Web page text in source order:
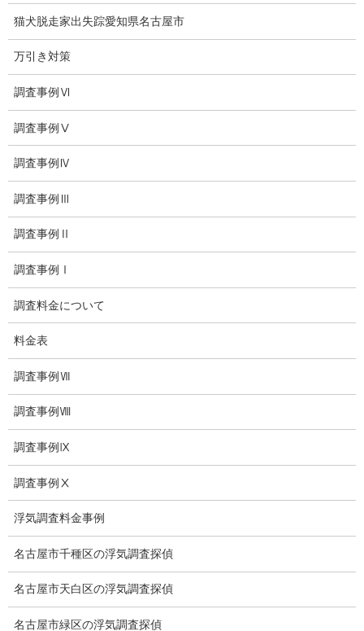
浮気調査専門
結婚前の行動調査
結婚調査
社員の行動調査
行動調査
法人調査
企業調査
愛知探偵
愛知県探偵
探偵愛知県
愛知調査
盗聴調査名古屋
名古屋探偵
興信所名古屋
愛知県名古屋興信所
猫犬脱走家出失踪愛知県名古屋市
万引き対策
調査事例Ⅵ
調査事例Ⅴ
調査事例Ⅳ
調査事例Ⅲ
調査事例Ⅱ
調査事例Ⅰ
調査料金について
料金表
調査事例Ⅶ
調査事例Ⅷ
調査事例Ⅸ
調査事例Ⅹ
浮気調査料金事例
名古屋市千種区の浮気調査探偵
名古屋市天白区の浮気調査探偵
名古屋市緑区の浮気調査探偵